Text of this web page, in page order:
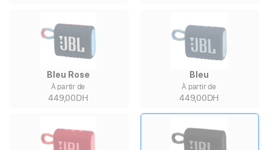
Bleu Rose
À partir de
449,00DH
Bleu
À partir de
449,00DH